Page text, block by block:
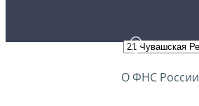
О ФНС России